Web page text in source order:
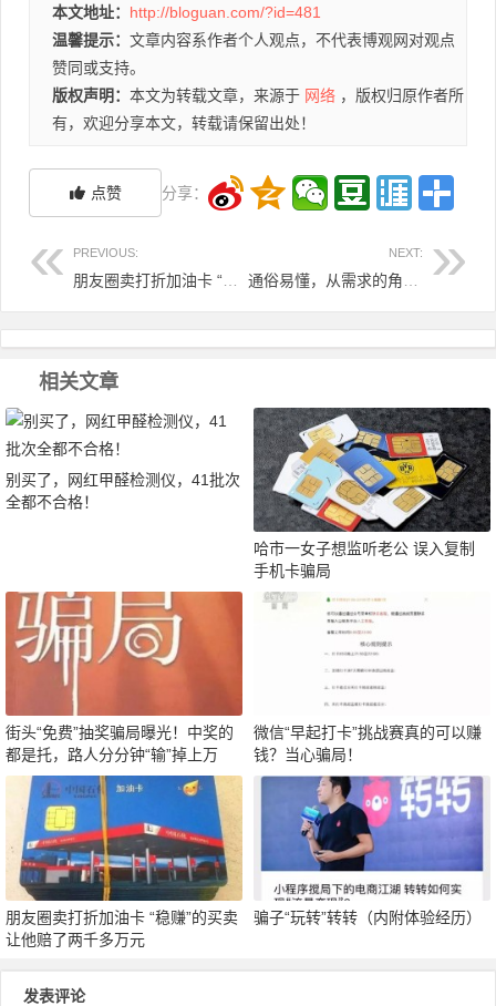
本文地址： http://bloguan.com/?id=481
温馨提示： 文章内容系作者个人观点，不代表博观网对观点
赞同或支持。
版权声明： 本文为转载文章，来源于 网络 ，版权归原作者所
有，欢迎分享本文，转载请保留出处！
点赞 分享：
PREVIOUS: NEXT:
相关文章
别买了，网红甲醛检测仪，41批次
全都不合格！
哈市一女子想监听老公 误入复制
手机卡骗局
街头“免费”抽奖骗局曝光！中奖的
都是托，路人分分钟“输”掉上万
元！
微信“早起打卡”挑战赛真的可以赚
钱？当心骗局！
朋友圈卖打折加油卡 “稳赚”的买卖
让他赔了两千多万元
骗子“玩转”转转（内附体验经历）
发表评论